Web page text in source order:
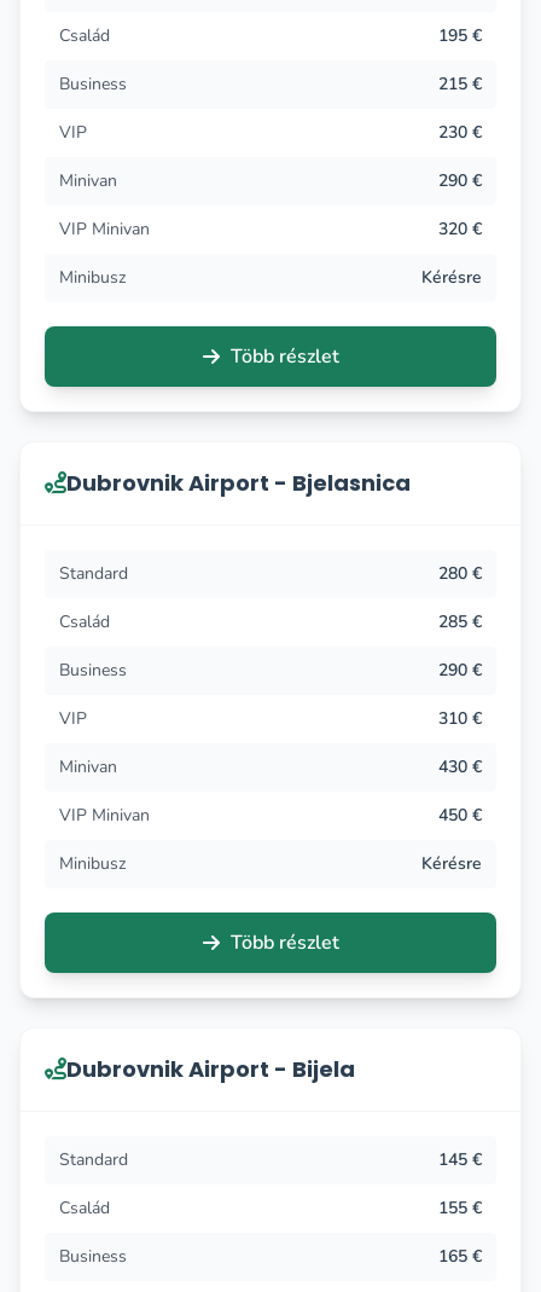
Család 195 €
Business 215 €
VIP 230 €
Minivan 290 €
VIP Minivan 320 €
Minibusz Kérésre
Több részlet
Dubrovnik Airport - Bjelasnica
Standard 280 €
Család 285 €
Business 290 €
VIP 310 €
Minivan 430 €
VIP Minivan 450 €
Minibusz Kérésre
Több részlet
Dubrovnik Airport - Bijela
Standard 145 €
Család 155 €
Business 165 €